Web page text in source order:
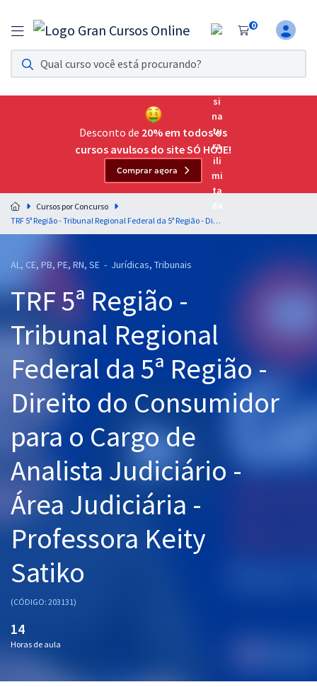
0
Assinatura Ilimitada 11
Acesso a todos os cursos. Teste grátis por 7 dias!
Assinatura OAB Até Passar
Acesso ilimitado a toda preparação para o Exame da
Residências Multiprofissionais
Preparação completa e intensiva para as principais
residências em saúde do Brasil
Cursos 20% OFF
Pós
Graduação
OAB
Questões grátis
Conteúdo gratuito
Aprovados
Desconto de 20% em todos os
cursos avulsos do site SÓ HOJE!
Comprar agora
Cursos por Concurso
TRF 5ª Região - Tribunal Regional Federal da 5ª Região - Direito do Consumidor para o Cargo de Analista Judiciário - Área Judiciária - Professora Keity Satiko
AL, CE, PB, PE, RN, SE - Jurídicas, Tribunais
TRF 5ª Região -
Tribunal Regional
Federal da 5ª Região -
Direito do Consumidor
para o Cargo de
Analista Judiciário -
Área Judiciária -
Professora Keity
Satiko
(CÓDIGO: 203131)
14
Horas de aula